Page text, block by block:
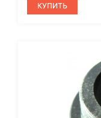
КУПИТЬ